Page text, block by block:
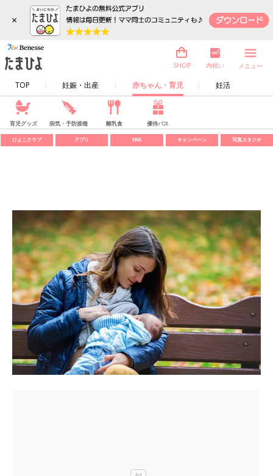
×
TOP 妊娠・出産 赤ちゃん・育児 妊活
SHOP 内祝い メニュー
育児グッズ 病気・予防接種 離乳食 優待パス
ひよこクラブ アプリ SNS キャンペーン 写真スタジオ